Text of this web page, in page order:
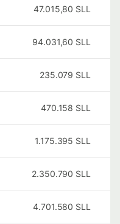
47.015,80 SLL
94.031,60 SLL
235.079 SLL
470.158 SLL
1.175.395 SLL
2.350.790 SLL
4.701.580 SLL